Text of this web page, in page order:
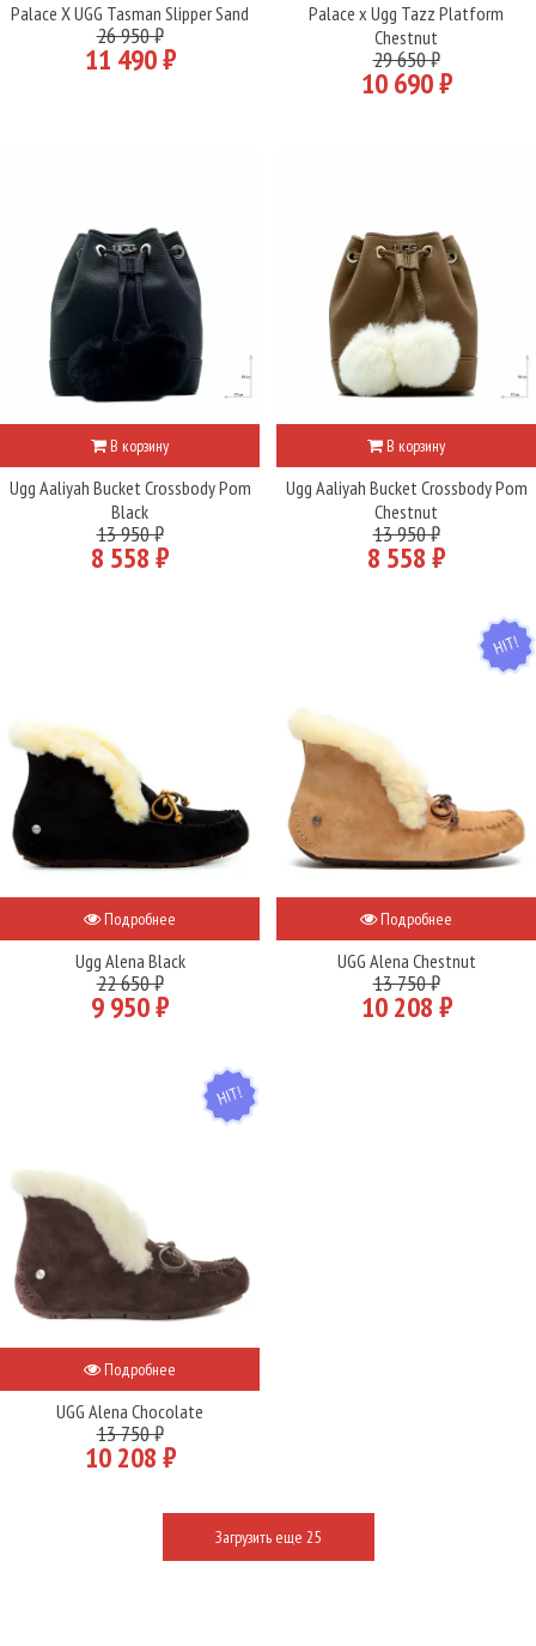
Palace X UGG Tasman Slipper Sand
26 950 ₽
11 490 ₽
Palace x Ugg Tazz Platform
Chestnut
29 650 ₽
10 690 ₽
В корзину
Ugg Aaliyah Bucket Crossbody Pom
Black
13 950 ₽
8 558 ₽
В корзину
Ugg Aaliyah Bucket Crossbody Pom
Chestnut
13 950 ₽
8 558 ₽
Подробнее
Ugg Alena Black
22 650 ₽
9 950 ₽
HIT
Подробнее
UGG Alena Chestnut
13 750 ₽
10 208 ₽
HIT
Подробнее
UGG Alena Chocolate
13 750 ₽
10 208 ₽
Загрузить еще 25